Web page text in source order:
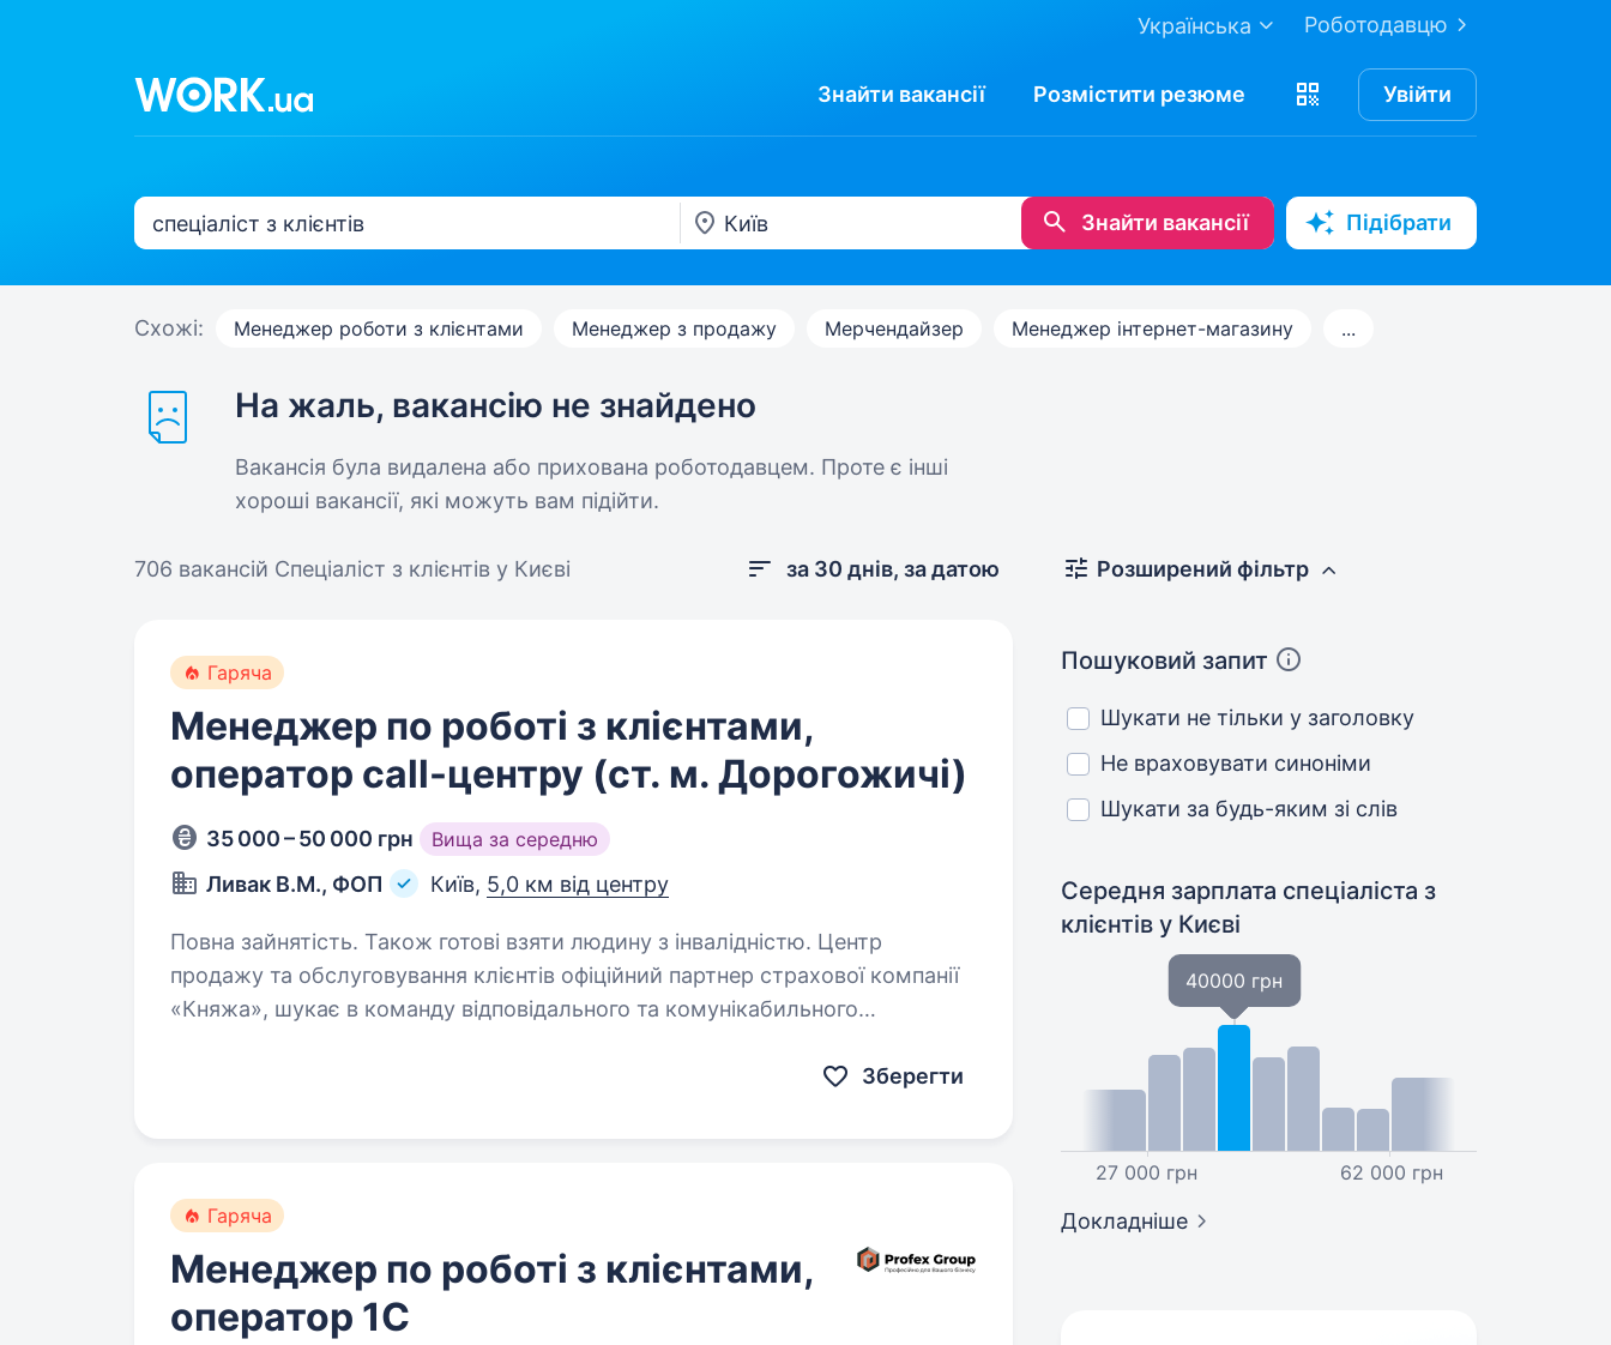
Роботодавцю
Українська
Знайти вакансії Розмістити резюме Увійти
Знайти вакансії Підібрати
Схожі: Менеджер роботи з клієнтами Менеджер з продажу Мерчендайзер Менеджер інтернет-магазину ...
На жаль, вакансію не знайдено
Вакансія була видалена або прихована роботодавцем. Проте є інші
хороші вакансії, які можуть вам підійти.
706 вакансій Спеціаліст з клієнтів у Києві за 30 днів, за датою
Гаряча
Менеджер по роботі з клієнтами,
оператор call-центру (ст. м. Дорогожичі)
35 000 – 50 000 грн Вища за середню
Ливак В.М., ФОП Київ, 5,0 км від центру
Повна зайнятість. Також готові взяти людину з інвалідністю. Центр
продажу та обслуговування клієнтів офіційний партнер страхової компанії
«Княжа», шукає в команду відповідального та комунікабильного
Зберегти
Гаряча
Менеджер по роботі з клієнтами,
оператор 1С
Розширений фільтр
Пошуковий запит
Шукати не тільки у заголовку
Не враховувати синоніми
Шукати за будь-яким зі слів
Середня зарплата спеціаліста з
клієнтіву Києві
27 000 грн
40000 грн
62 000 грн
Докладніше